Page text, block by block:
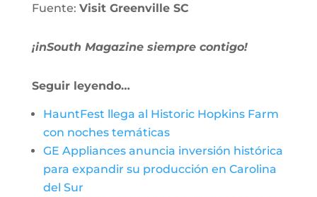
Fuente: Visit Greenville SC
¡inSouth Magazine siempre contigo!
Seguir leyendo…
HauntFest llega al Historic Hopkins Farm
con noches temáticas
GE Appliances anuncia inversión histórica
para expandir su producción en Carolina
del Sur